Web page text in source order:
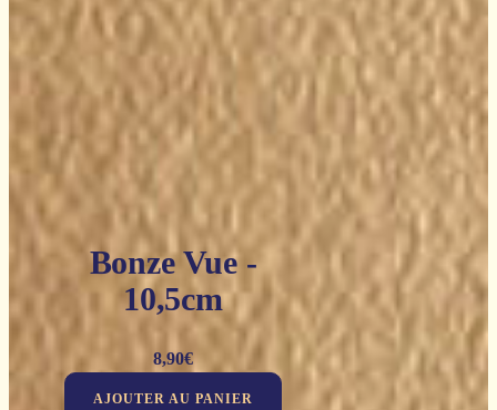
Bonze Vue -
10,5cm
8,90€
AJOUTER AU PANIER